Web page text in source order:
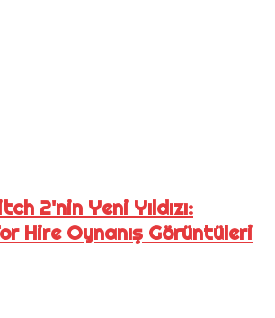
2'nin Yeni Yıldızı:
Hire Oynanış Görüntüleri